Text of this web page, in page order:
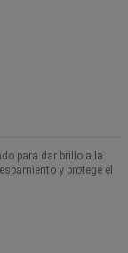
para dar brillo a la
y protege el